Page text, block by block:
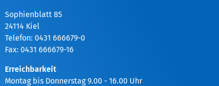
Sophienblatt 85
24114 Kiel
Telefon: 0431 666679-0
Fax: 0431 666679-16
Erreichbarkeit
Montag bis Donnerstag 9.00 - 16.00 Uhr